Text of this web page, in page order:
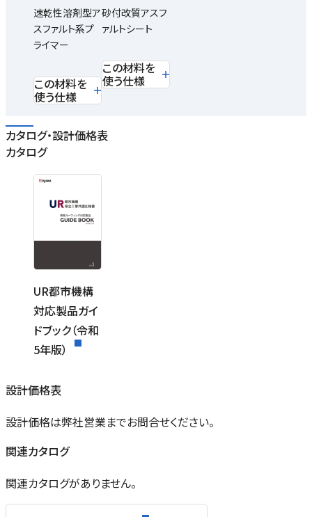
速乾性溶剤型ア
スファルト系プ
ライマー
この材料を
使う仕様
砂付改質アスフ
ァルトシート
この材料を
使う仕様
カタログ・設計価格表
カタログ
UR都市機構
対応製品ガイ
ドブック（令和
5年版）
設計価格表
設計価格は弊社営業までお問合せください。
関連カタログ
関連カタログがありません。